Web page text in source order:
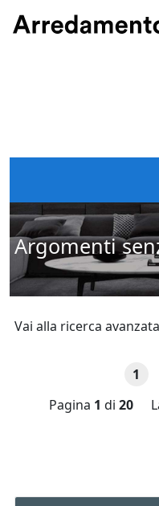
Argomenti
Vai alla ricerca avanzata
1
Pagina 1 di 20